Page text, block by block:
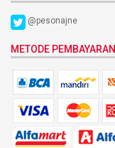
@pesonajne
METODE PEMBAYARAN